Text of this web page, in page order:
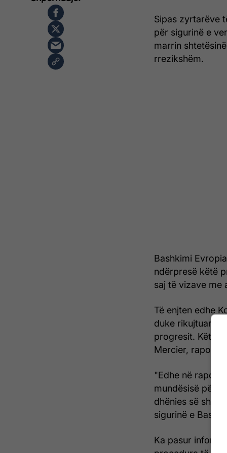
Sipas zyrtarëve
për sigurinë e
marrin
rrezikshëm.
Bashkimi
ndërpresë këtë
saj të vizave me
Të enjten edhe
duke rikujtuar se
progresit. Këtë e
Mercier,
"Edhe në
mundësisë për
dhënies së
sigurinë e
Ka pasur